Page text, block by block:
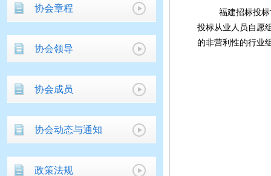
协会章程
协会领导
协会成员
协会动态与通知
政策法规
福建招标投
投标从业人员自愿
的非营利性的行业